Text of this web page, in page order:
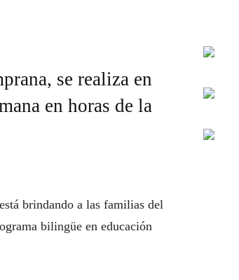
se realiza en
en horas de la
brindando a las familias del
bilingüe en educación